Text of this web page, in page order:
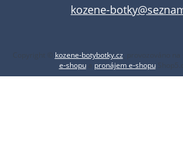
kozene-
kozene-botybotky.cz
e-shopua pronájem e-shopuShop5.cz